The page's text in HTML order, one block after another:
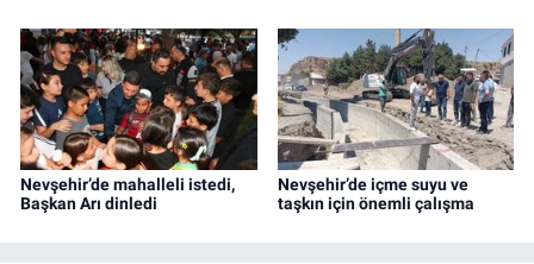
Nevşehir’de mahalleli istedi,
Başkan Arı dinledi
Nevşehir’de içme suyu ve
taşkın için önemli çalışma